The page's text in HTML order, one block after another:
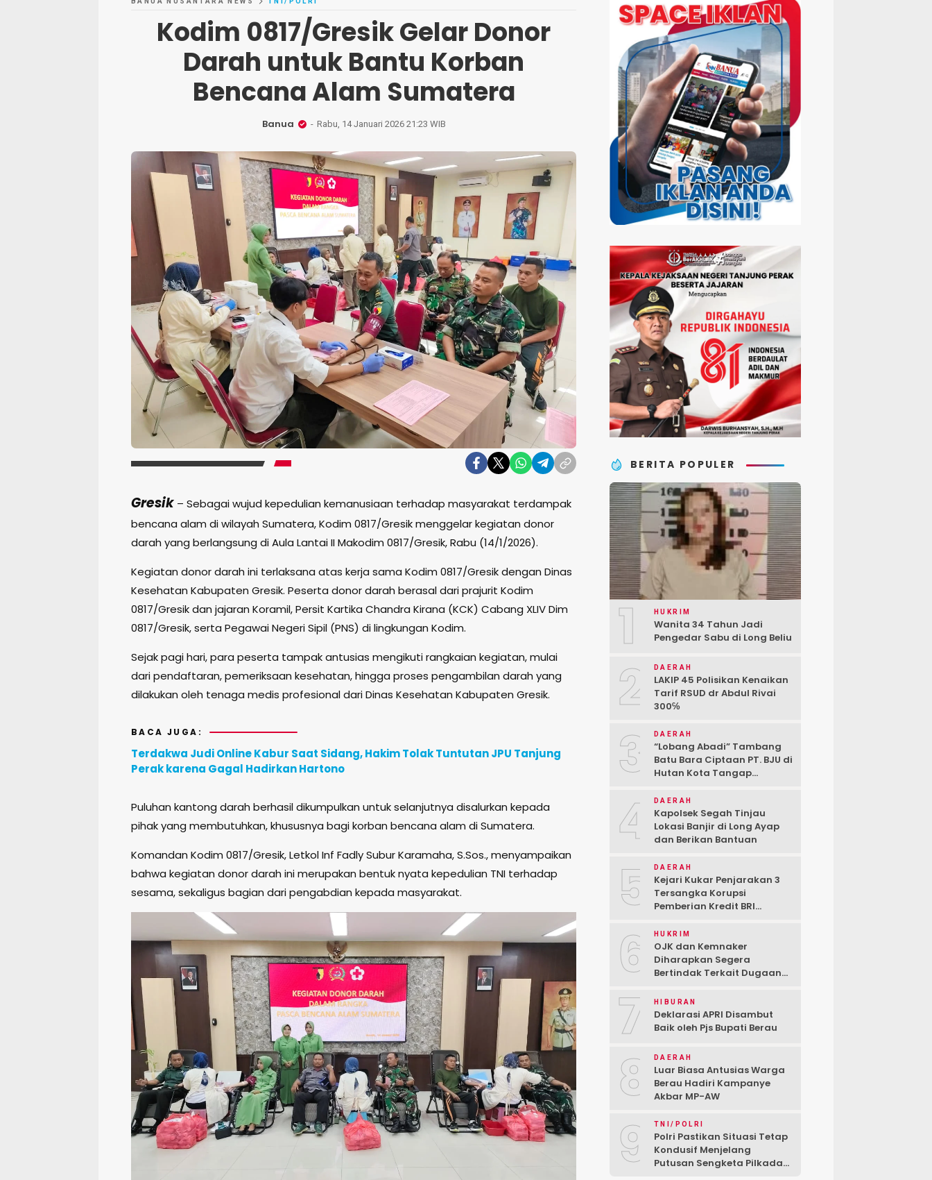
Kodim 0817/Gresik Gelar Donor
Darah untuk Bantu Korban
Bencana Alam Sumatera
Banua Rabu, 14 Januari 2026 21:23 WIB
Gresik – Sebagai wujud kepedulian kemanusiaan terhadap masyarakat terdampak
bencana alam di wilayah Sumatera, Kodim 0817/Gresik menggelar kegiatan donor
darah yang berlangsung di Aula Lantai II Makodim 0817/Gresik, Rabu (14/1/2026).
Kegiatan donor darah ini terlaksana atas kerja sama Kodim 0817/Gresik dengan Dinas
Kesehatan Kabupaten Gresik. Peserta donor darah berasal dari prajurit Kodim
0817/Gresik dan jajaran Koramil, Persit Kartika Chandra Kirana (KCK) Cabang XLIV Dim
0817/Gresik, serta Pegawai Negeri Sipil (PNS) di lingkungan Kodim.
Sejak pagi hari, para peserta tampak antusias mengikuti rangkaian kegiatan, mulai
dari pendaftaran, pemeriksaan kesehatan, hingga proses pengambilan darah yang
dilakukan oleh tenaga medis profesional dari Dinas Kesehatan Kabupaten Gresik.
BACA JUGA:
Terdakwa Judi Online Kabur Saat Sidang, Hakim Tolak Tuntutan JPU Tanjung
Perak karena Gagal Hadirkan Hartono
Puluhan kantong darah berhasil dikumpulkan untuk selanjutnya disalurkan kepada
pihak yang membutuhkan, khususnya bagi korban bencana alam di Sumatera.
Komandan Kodim 0817/Gresik, Letkol Inf Fadly Subur Karamaha, S.Sos., menyampaikan
bahwa kegiatan donor darah ini merupakan bentuk nyata kepedulian TNI terhadap
sesama, sekaligus bagian dari pengabdian kepada masyarakat.
BERITA POPULER
1 HUKRIM
Wanita 34 Tahun Jadi
Pengedar Sabu di Long Beliu
2 DAERAH
LAKIP 45 Polisikan Kenaikan
Tarif RSUD dr Abdul Rivai
300℅
3 DAERAH
“Lobang Abadi” Tambang
Batu Bara Ciptaan PT. BJU di
Hutan Kota Tangap
4 DAERAH
Kapolsek Segah Tinjau
Lokasi Banjir di Long Ayap
dan Berikan Bantuan
5 DAERAH
Kejari Kukar Penjarakan 3
Tersangka Korupsi
Pemberian Kredit BRI
6 HUKRIM
OJK dan Kemnaker
Diharapkan Segera
Bertindak Terkait Dugaan
Sesuka Hati
7 HIBURAN
Deklarasi APRI Disambut
Baik oleh Pjs Bupati Berau
8 DAERAH
Luar Biasa Antusias Warga
Berau Hadiri Kampanye
Akbar MP-AW
9 TNI/POLRI
Polri Pastikan Situasi Tetap
Kondusif Menjelang
Putusan Sengketa Pilkada